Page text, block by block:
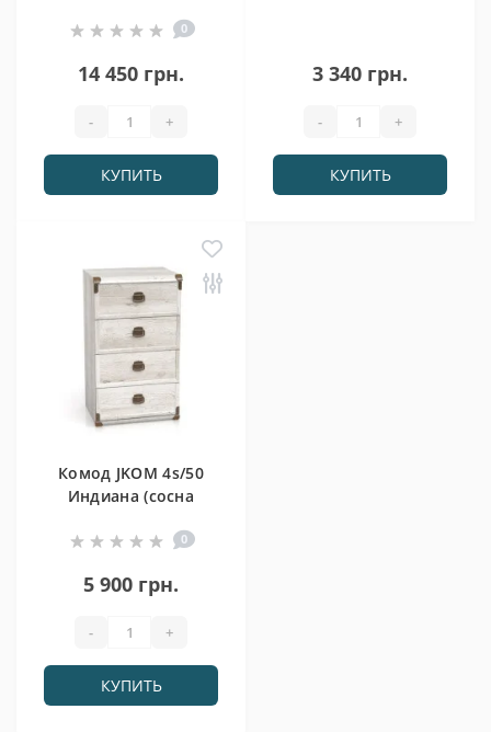
0
14 450 грн.
- +
КУПИТЬ
3 340 грн.
- +
КУПИТЬ
Комод JKOM 4s/50
Индиана (сосна
0
5 900 грн.
- +
КУПИТЬ